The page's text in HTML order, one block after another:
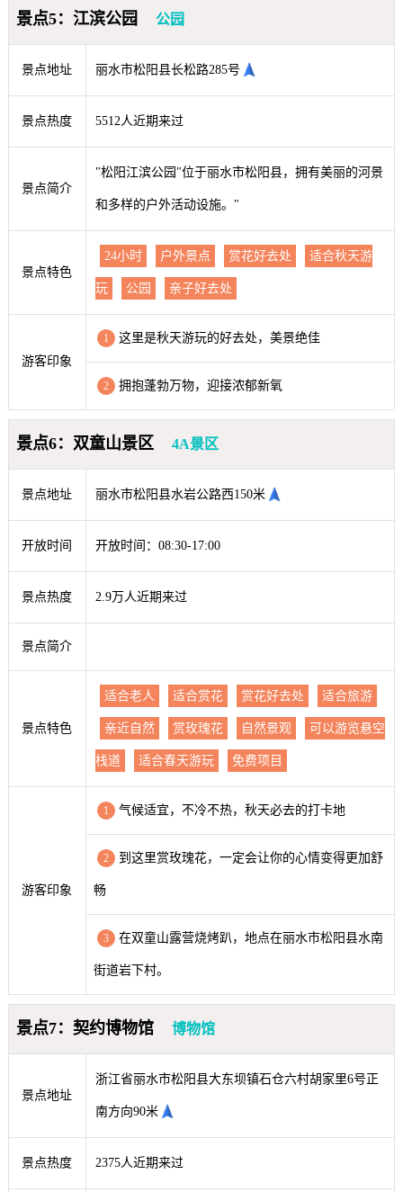
景点5：江滨公园 公园
景点地址 丽水市松阳县长松路285号
景点热度 5512人近期来过
景点简介
"松阳江滨公园"位于丽水市松阳县，拥有美丽的河景
和多样的户外活动设施。"
景点特色
24小时 户外景点 赏花好去处 适合秋天游
玩 公园 亲子好去处
游客印象
1 这里是秋天游玩的好去处，美景绝佳
2 拥抱蓬勃万物，迎接浓郁新氧
景点6：双童山景区 4A景区
景点地址 丽水市松阳县水岩公路西150米
开放时间 开放时间：08:30-17:00
景点热度 2.9万人近期来过
景点简介
景点特色
适合老人 适合赏花 赏花好去处 适合旅游
亲近自然 赏玫瑰花 自然景观 可以游览悬空
栈道 适合春天游玩 免费项目
游客印象
1 气候适宜，不冷不热，秋天必去的打卡地
2 到这里赏玫瑰花，一定会让你的心情变得更加舒
畅
3 在双童山露营烧烤趴，地点在丽水市松阳县水南
街道岩下村。
景点7：契约博物馆 博物馆
景点地址
浙江省丽水市松阳县大东坝镇石仓六村胡家里6号正
南方向90米
景点热度 2375人近期来过